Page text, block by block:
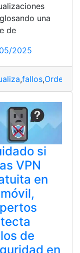
Router
una
de
2025
,fallos,
si
VPN
en
de
en